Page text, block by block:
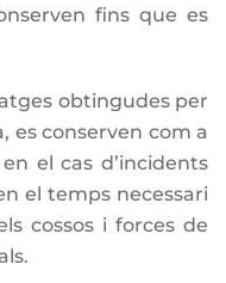
fins que es
obtingudes per
es conserven com a
el cas d’incidents
el temps necessari
cossos i forces de